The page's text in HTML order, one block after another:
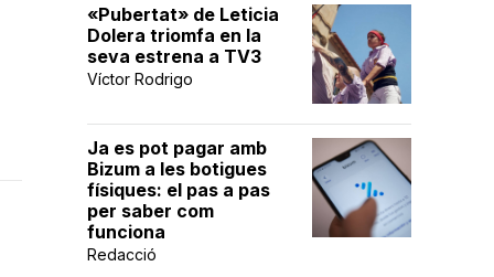
«Pubertat» de Leticia
Dolera triomfa en la
seva estrena a TV3
Víctor Rodrigo
Ja es pot pagar amb
Bizum a les botigues
físiques: el pas a pas
per saber com
funciona
Redacció